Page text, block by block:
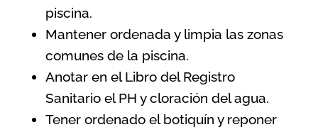
piscina.
Mantener ordenada y limpia las zonas
comunes de la piscina.
Anotar en el Libro del Registro
Sanitario el PH y cloración del agua.
Tener ordenado el botiquín y reponer